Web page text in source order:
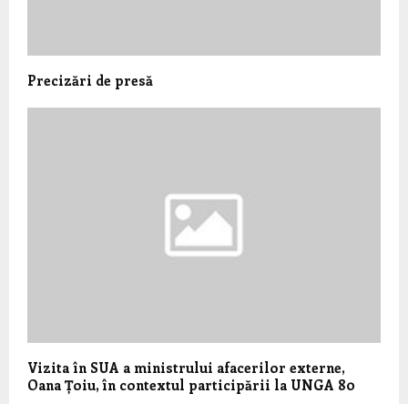
Precizări de presă
Vizita în SUA a ministrului afacerilor externe,
Oana Țoiu, în contextul participării la UNGA 80